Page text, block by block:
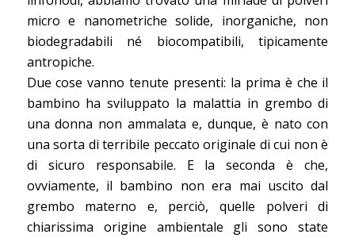
micro e nanometriche solide, inorganiche, non
biodegradabili né biocompatibili, tipicamente
antropiche.
Due cose vanno tenute presenti: la prima è che il
bambino ha sviluppato la malattia in grembo di
una donna non ammalata e, dunque, è nato con
una sorta di terribile peccato originale di cui non è
di sicuro responsabile. E la seconda è che,
ovviamente, il bambino non era mai uscito dal
grembo materno e, perciò, quelle polveri di
chiarissima origine ambientale gli sono state